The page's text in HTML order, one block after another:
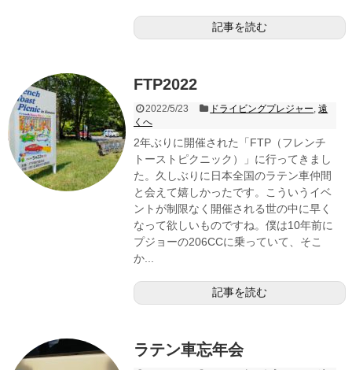
記事を読む
FTP2022
2022/5/23 ドライビングプレジャー,遠
くへ
2年ぶりに開催された「FTP（フレンチ
トーストピクニック）」に行ってきまし
た。久しぶりに日本全国のラテン車仲間
と会えて嬉しかったです。こういうイベ
ントが制限なく開催される世の中に早く
なって欲しいものですね。僕は10年前に
プジョーの206CCに乗っていて、そこ
か...
記事を読む
ラテン車忘年会